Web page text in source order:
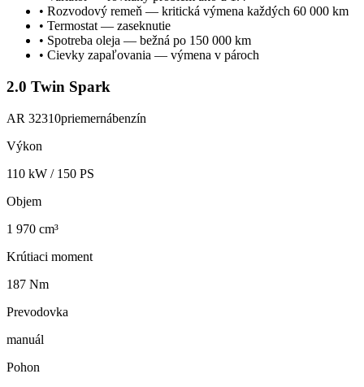
• Rozvodový remeň — kritická výmena každých 60 000 km
• Termostat — zaseknutie
• Spotreba oleja — bežná po 150 000 km
• Cievky zapaľovania — výmena v pároch
2.0 Twin Spark
AR 32310priemernábenzín
Výkon
110 kW / 150 PS
Objem
1 970 cm³
Krútiaci moment
187 Nm
Prevodovka
manuál
Pohon